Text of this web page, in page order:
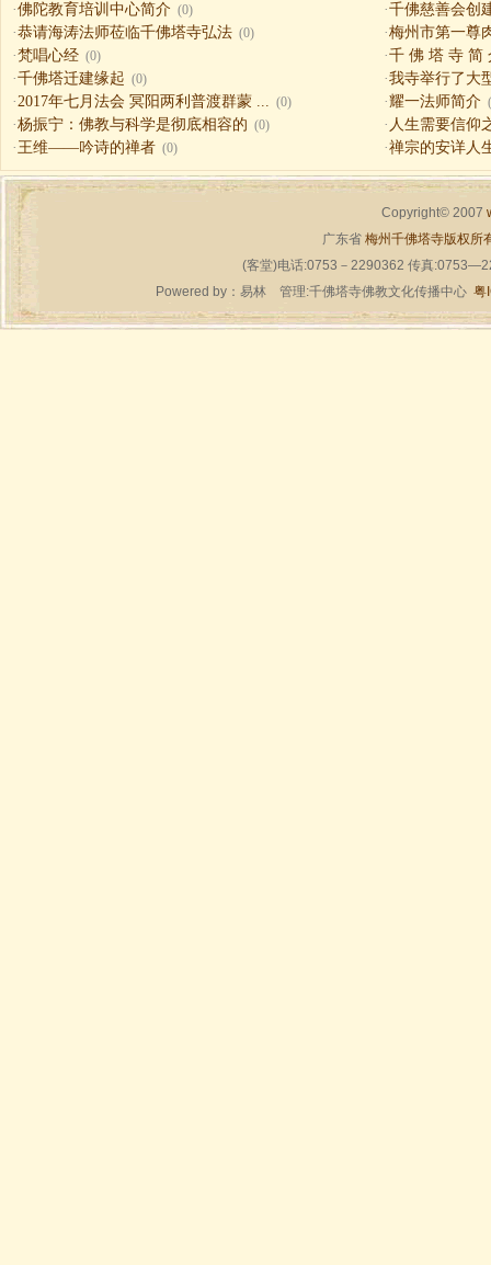
·佛陀教育培训中心简介 (0) ·千佛慈善会创
·恭请海涛法师莅临千佛塔寺弘法 (0) ·梅州市第一尊
·梵唱心经 (0) ·千 佛 塔 寺 简
·千佛塔迁建缘起 (0) ·我寺举行了大
·2017年七月法会 冥阳两利普渡群蒙 ... (0) ·耀一法师简介
·杨振宁：佛教与科学是彻底相容的 (0) · 人生需要信仰
·王维——吟诗的禅者 (0) ·禅宗的安详人
Copyright© 2007
广东省 梅州千佛塔寺版权所
(客堂)电话:0753－2290362 传真
Powered by： 易林管理:千佛塔寺佛教文化传播中心 粤